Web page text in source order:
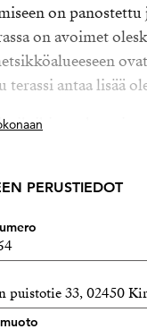
on
on avoimet
terassi antaa lisää
mahtuu
oma
must! Mikä
omaan
portaiden alaosa
PERUSTIEDOT
puistotie 33, 02450